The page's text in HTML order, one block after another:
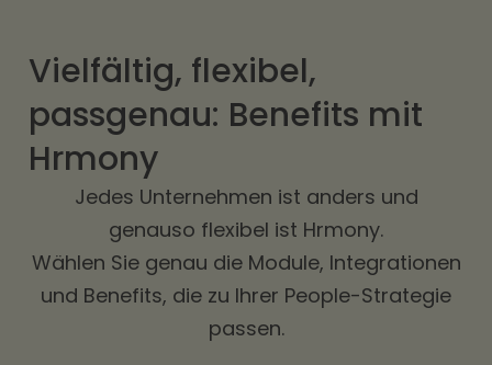
Vielfältig, flexibel,
passgenau: Benefits mit
Hrmony
Jedes Unternehmen ist anders und
genauso flexibel ist Hrmony.
Wählen Sie genau die Module, Integrationen
und Benefits, die zu Ihrer People-Strategie
passen.